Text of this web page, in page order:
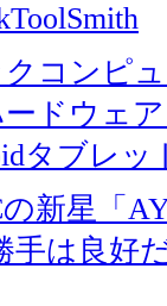
クコンピ
ードウェ
タブレッ
新星「
は良好